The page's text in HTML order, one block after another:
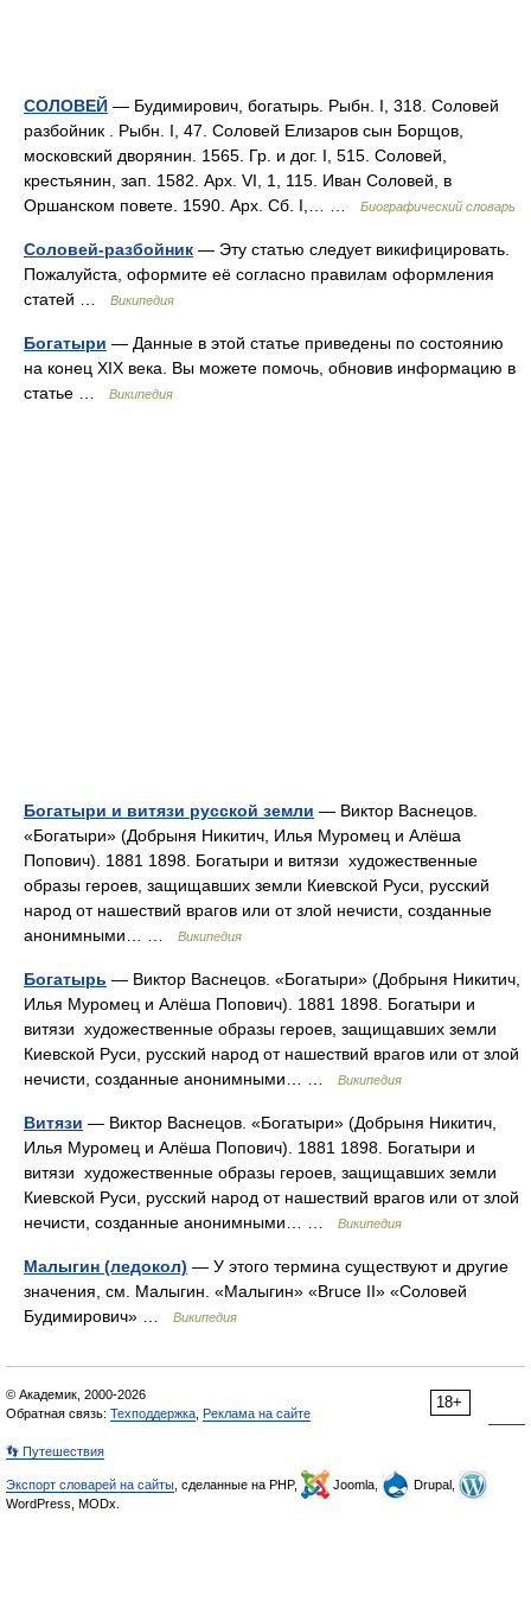
СОЛОВЕЙ — Будимирович, богатырь. Рыбн. I, 318. Соловей
разбойник . Рыбн. I, 47. Соловей Елизаров сын Борщов,
московский дворянин. 1565. Гр. и дог. I, 515. Соловей,
крестьянин, зап. 1582. Арх. VI, 1, 115. Иван Соловей, в
Оршанском повете. 1590. Арх. Сб. I,… …
Биографический словарь
Соловей-разбойник — Эту статью следует викифицировать.
Пожалуйста, оформите её согласно правилам оформления
статей …
Википедия
Богатыри — Данные в этой статье приведены по состоянию
на конец XIX века. Вы можете помочь, обновив информацию в
статье …
Википедия
Богатыри и витязи русской земли — Виктор Васнецов.
«Богатыри» (Добрыня Никитич, Илья Муромец и Алёша
Попович). 1881 1898. Богатыри и витязи художественные
образы героев, защищавших земли Киевской Руси, русский
народ от нашествий врагов или от злой нечисти, созданные
анонимными… …
Википедия
Богатырь — Виктор Васнецов. «Богатыри» (Добрыня Никитич,
Илья Муромец и Алёша Попович). 1881 1898. Богатыри и
витязи художественные образы героев, защищавших земли
Киевской Руси, русский народ от нашествий врагов или от злой
нечисти, созданные анонимными… …
Википедия
Витязи — Виктор Васнецов. «Богатыри» (Добрыня Никитич,
Илья Муромец и Алёша Попович). 1881 1898. Богатыри и
витязи художественные образы героев, защищавших земли
Киевской Руси, русский народ от нашествий врагов или от злой
нечисти, созданные анонимными… …
Википедия
Малыгин (ледокол) — У этого термина существуют и другие
значения, см. Малыгин. «Малыгин» «Bruce II» «Соловей
Будимирович» …
Википедия
18+
© Академик, 2000-2026
Обратная связь: Техподдержка Реклама на сайте
👣 Путешествия
Экспорт словарей на сайты , сделанные на PHP, Joomla,
Drupal,
WordPress, MODx.